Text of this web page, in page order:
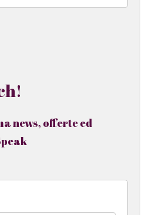
news, offerte ed